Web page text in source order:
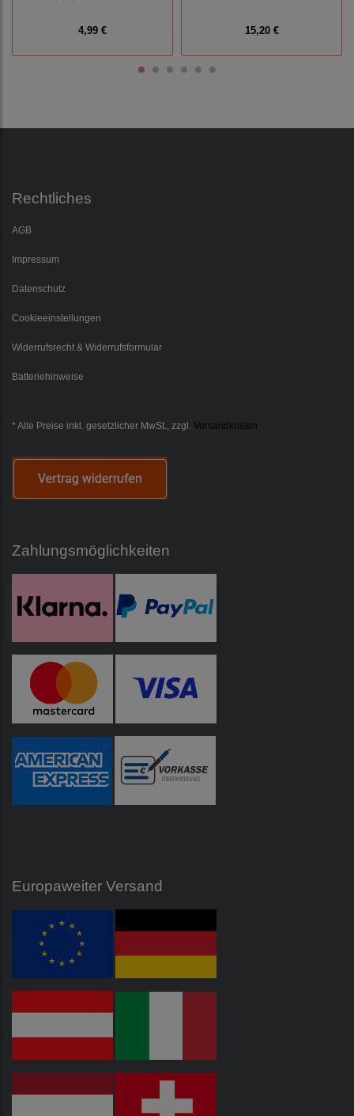
4,99 € 15,20 €
Rechtliches
AGB
Impressum
Datenschutz
Cookieeinstellungen
Widerrufsrecht & Widerrufsformular
Batteriehinweise
* Alle Preise inkl. gesetzlicher MwSt., zzgl. Versandkosten
Zahlungsmöglichkeiten
Europaweiter Versand